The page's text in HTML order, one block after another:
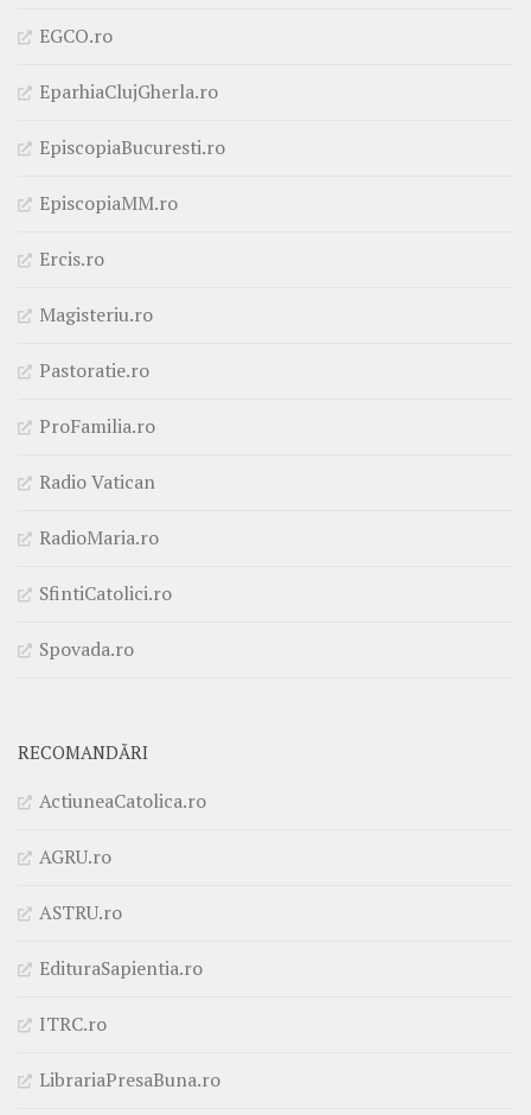
EGCO.ro
EparhiaClujGherla.ro
EpiscopiaBucuresti.ro
EpiscopiaMM.ro
Ercis.ro
Magisteriu.ro
Pastoratie.ro
ProFamilia.ro
Radio Vatican
RadioMaria.ro
SfintiCatolici.ro
Spovada.ro
RECOMANDĂRI
ActiuneaCatolica.ro
AGRU.ro
ASTRU.ro
EdituraSapientia.ro
ITRC.ro
LibrariaPresaBuna.ro